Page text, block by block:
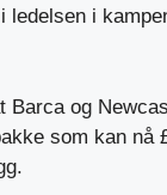
ledelsen i
Barca og
som kan nå